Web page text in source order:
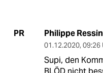
PR Philippe
01.12.2020, 09:26
Supi, den